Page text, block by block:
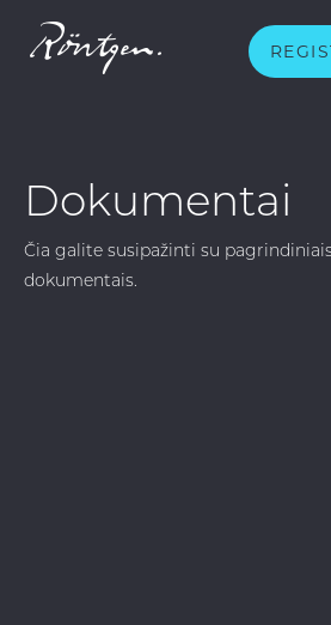
Dokumentai
Čia galite susipažinti su
dokumentais.